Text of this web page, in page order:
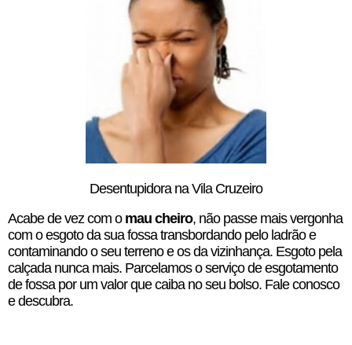
Desentupidora na Vila Cruzeiro
Acabe de vez com o mau cheiro, não passe mais vergonha
com o esgoto da sua fossa transbordando pelo ladrão e
contaminando o seu terreno e os da vizinhança. Esgoto pela
calçada nunca mais. Parcelamos o serviço de esgotamento
de fossa por um valor que caiba no seu bolso. Fale conosco
e descubra.